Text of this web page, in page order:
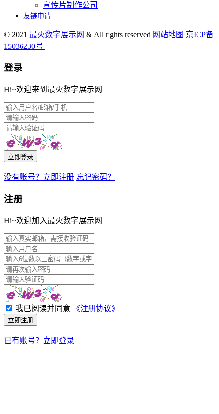
宣传片制作公司
友链申请
© 2021 最火数字展示网 & All rights reserved 网站地图 京ICP备
15036230号
登录
Hi~欢迎来到最火数字展示网
立即登录
没有账号？立即注册 忘记密码？
注册
Hi~欢迎加入最火数字展示网
我已阅读并同意 《注册协议》
立即注册
已有账号？立即登录